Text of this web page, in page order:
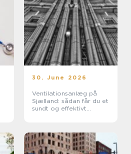
30. June 2026
Ventilationsanlæg på
Sjælland: sådan får du et
sundt og effektivt